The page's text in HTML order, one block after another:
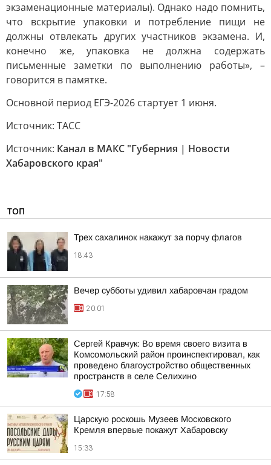
экзаменационные материалы). Однако надо помнить,
что вскрытие упаковки и потребление пищи не
должны отвлекать других участников экзамена. И,
конечно же, упаковка не должна содержать
письменные заметки по выполнению работы», –
говорится в памятке.
Основной период ЕГЭ-2026 стартует 1 июня.
Источник: ТАСС
Источник: Канал в МАКС "Губерния | Новости
Хабаровского края"
ТОП
Трех сахалинок накажут за порчу флагов
18:43
Вечер субботы удивил хабаровчан градом
20:01
Сергей Кравчук: Во время своего визита в
Комсомольский район проинспектировал, как
проведено благоустройство общественных
пространств в селе Селихино
17:58
Царскую роскошь Музеев Московского
Кремля впервые покажут Хабаровску
15:33